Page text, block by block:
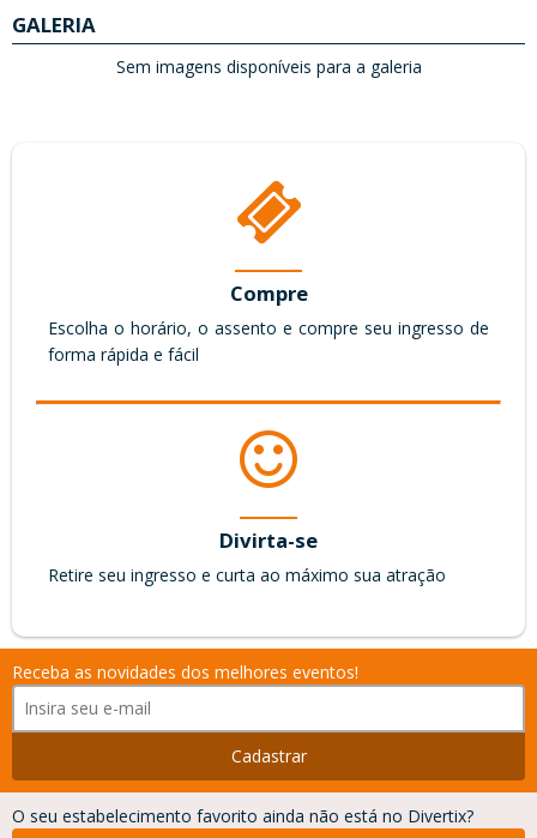
Iluminação: Paulo César Medeiros
Direção de Movimento: Suely Guerra
Direção de Produção: Arte Conteúdo. Valéria Macedo & Keila
GÊNERO
PRODUÇÃO
MUSICO
ELENCO
GALERIA
Sem imagens disponíveis para a galeria
Compre
Escolha o horário, o assento e compre seu ingresso de
forma rápida e fácil
Divirta-se
Retire seu ingresso e curta ao máximo sua atração
Receba as novidades dos melhores eventos!
Cadastrar
O seu estabelecimento favorito ainda não está no Divertix?